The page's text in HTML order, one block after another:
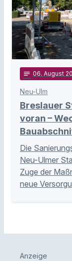
notes 06. August
Neu-Ulm
Breslauer
voran –
Die
Neu-Ulmer
Zuge der
neue
Anzeige